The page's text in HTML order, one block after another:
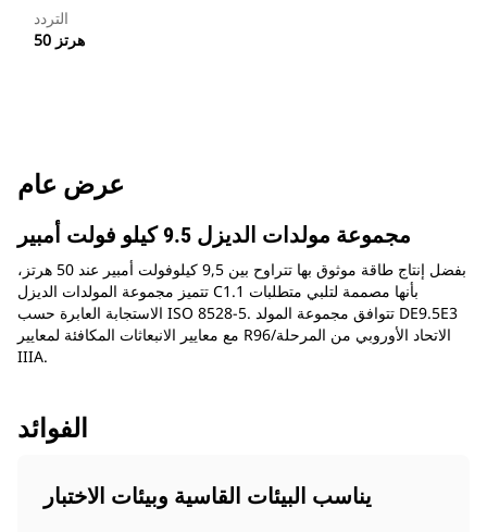
التردد
50 هرتز
عرض عام
مجموعة مولدات الديزل 9.5 كيلو فولت أمبير
بفضل إنتاج طاقة موثوق بها تتراوح بين 9,5 كيلوفولت أمبير عند 50 هرتز،
تتميز مجموعة المولدات الديزل C1.1 بأنها مصممة لتلبي متطلبات
الاستجابة العابرة حسب ISO 8528-5. تتوافق مجموعة المولد DE9.5E3
مع معايير الانبعاثات المكافئة لمعايير R96/الاتحاد الأوروبي من المرحلة
IIIA.
الفوائد
يناسب البيئات القاسية وبيئات الاختبار